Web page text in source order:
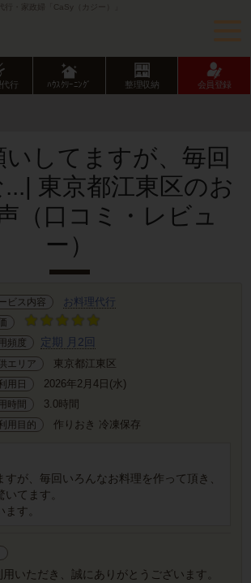
行・家政婦「CaSy（カジー）」
代行 ﾊｳｽｸﾘｰﾆﾝｸﾞ 整理収納 会員登録
いしてますが、毎回
東京都江東区のお
（口コミ・レビュ
ー）
ビス内容 お料理代行
頻度
定期 月2回
エリア 東京都江東区
用日 2026年2月4日(水)
時間 3.0時間
用目的 作りおき 冷凍保存
すが、毎回いろんなお料理を作って頂き、
てます。
す。
いただき、誠にありがとうございます。